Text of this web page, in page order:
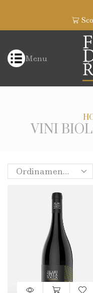
Menu
VINI